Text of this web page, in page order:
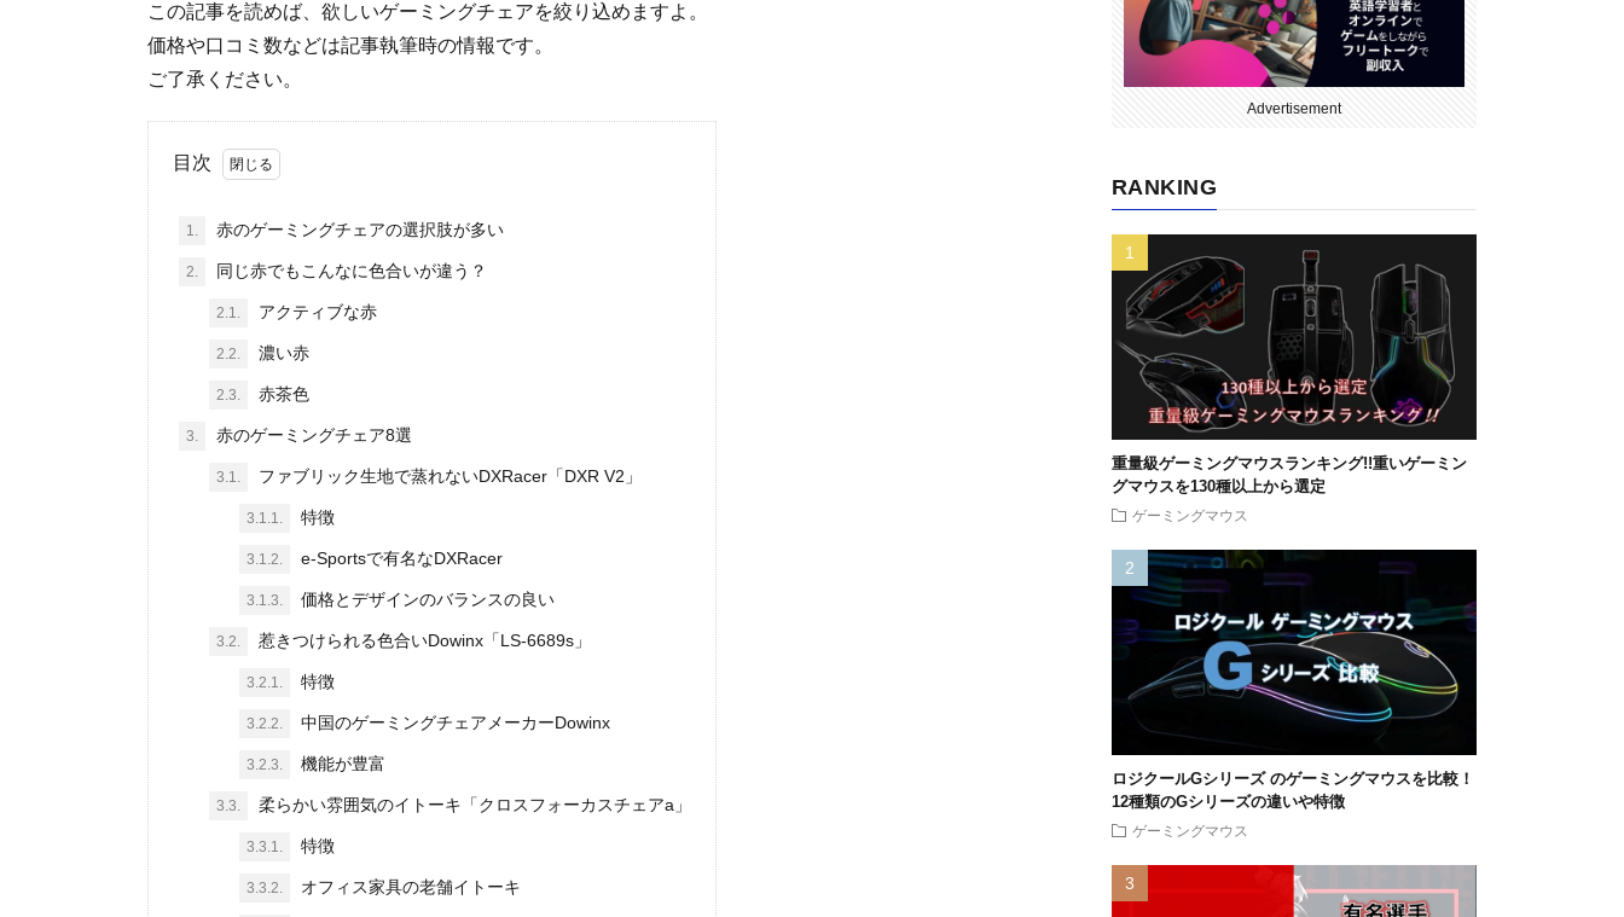
この記事を読めば、欲しいゲーミングチェアを絞り込めますよ。
価格や口コミ数などは記事執筆時の情報です。
ご了承ください。
目次
1. 赤のゲーミングチェアの選択肢が多い
2. 同じ赤でもこんなに色合いが違う？
2.1. アクティブな赤
2.2. 濃い赤
2.3. 赤茶色
3. 赤のゲーミングチェア8選
3.1. ファブリック生地で蒸れないDXRacer「DXR V2」
3.1.1. 特徴
3.1.2. e-Sportsで有名なDXRacer
3.1.3. 価格とデザインのバランスの良い
3.2. 惹きつけられる色合いDowinx「LS-6689s」
3.2.1. 特徴
3.2.2. 中国のゲーミングチェアメーカーDowinx
3.2.3. 機能が豊富
3.3. 柔らかい雰囲気のイトーキ「クロスフォーカスチェアa」
3.3.1. 特徴
3.3.2. オフィス家具の老舗イトーキ
Advertisement
RANKING
重量級ゲーミングマウスランキング!!重いゲーミン
グマウスを130種以上から選定
ゲーミングマウス
ロジクールGシリーズ のゲーミングマウスを比較！
12種類のGシリーズの違いや特徴
ゲーミングマウス